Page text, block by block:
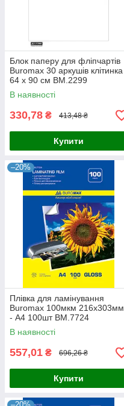
Блок паперу для фліпчартів
Buromax 30 аркушів клітинка
64 х 90 см BM.2299
В наявності
330,78 ₴ 413,48 ₴
Купити
–20%
Плівка для ламінування
Buromax 100мкм 216х303мм
- A4 100шт BM.7724
В наявності
557,01 ₴ 696,26 ₴
Купити